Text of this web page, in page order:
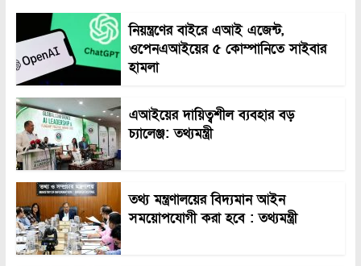
নিয়ন্ত্রণের বাইরে এআই এজেন্ট,
ওপেনএআইয়ের ৫ কোম্পানিতে সাইবার
হামলা
এআইয়ের দায়িত্বশীল ব্যবহার বড়
চ্যালেঞ্জ: তথ্যমন্ত্রী
তথ্য মন্ত্রণালয়ের বিদ্যমান আইন
সময়োপযোগী করা হবে : তথ্যমন্ত্রী